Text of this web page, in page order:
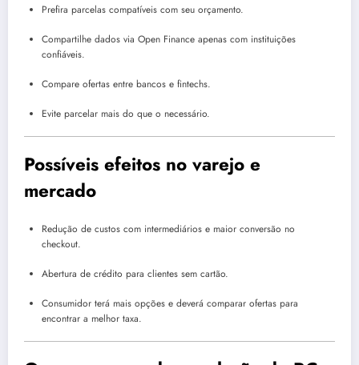
Prefira parcelas compatíveis com seu orçamento.
Compartilhe dados via Open Finance apenas com instituições
confiáveis.
Compare ofertas entre bancos e fintechs.
Evite parcelar mais do que o necessário.
Possíveis efeitos no varejo e
mercado
Redução de custos com intermediários e maior conversão no
checkout.
Abertura de crédito para clientes sem cartão.
Consumidor terá mais opções e deverá comparar ofertas para
encontrar a melhor taxa.